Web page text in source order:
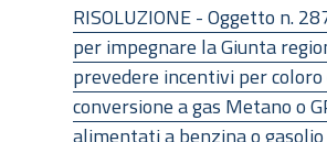
RISOLUZIONE - Oggetto n.
per impegnare la Giunta
prevedere incentivi per
conversione a gas Metano o
alimentati a benzina o gasolio